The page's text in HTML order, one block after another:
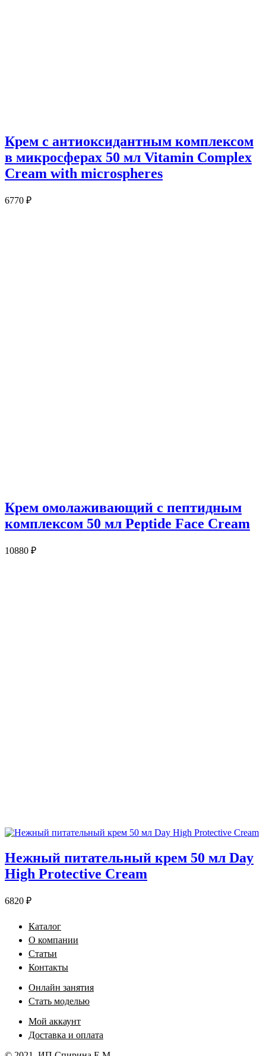
Крем с антиоксидантным комплексом
в микросферах 50 мл Vitamin Complex
Cream with microspheres
6770 ₽
Крем омолаживающий с пептидным
комплексом 50 мл Peptide Face Cream
10880 ₽
Нежный питательный крем 50 мл Day
High Protective Cream
6820 ₽
Каталог
О компании
Статьи
Контакты
Онлайн занятия
Стать моделью
Мой аккаунт
Доставка и оплата